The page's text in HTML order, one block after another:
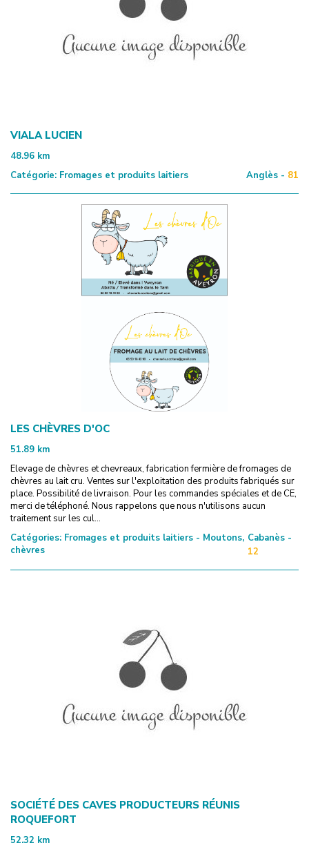
VIALA LUCIEN
48.96 km
Catégorie: Fromages et produits laitiers Anglès - 81
LES CHÈVRES D'OC
51.89 km
Elevage de chèvres et chevreaux, fabrication fermière de fromages de
chèvres au lait cru. Ventes sur l'exploitation des produits fabriqués sur
place. Possibilité de livraison. Pour les commandes spéciales et de CE,
merci de téléphoné. Nous rappelons que nous n'utilisons aucun
traitement sur les cul...
Catégories: Fromages et produits laitiers - Moutons,
chèvres
Cabanès -
12
SOCIÉTÉ DES CAVES PRODUCTEURS RÉUNIS
ROQUEFORT
52.32 km